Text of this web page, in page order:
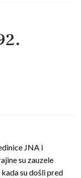
JNA i
su zauzele
su došli pred